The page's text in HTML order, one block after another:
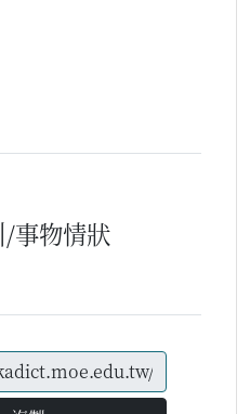
事物情狀